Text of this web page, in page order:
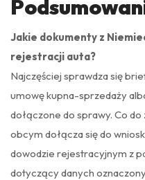
Jakie dokumenty z
rejestracji auta?
Najczęściej sprawdza się
umowę kupna-sprzedaży
dołączone do sprawy. Co
obcym dołącza się do
dowodzie rejestracyjnym z
dotyczący danych